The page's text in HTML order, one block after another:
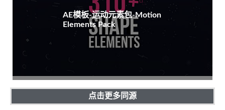
AE模板-运动元素包-Motion
Elements Pack
点击更多同源